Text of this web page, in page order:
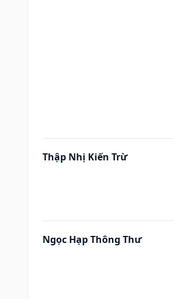
Thập Nhị Kiến Trừ
Ngọc Hạp Thông Thư